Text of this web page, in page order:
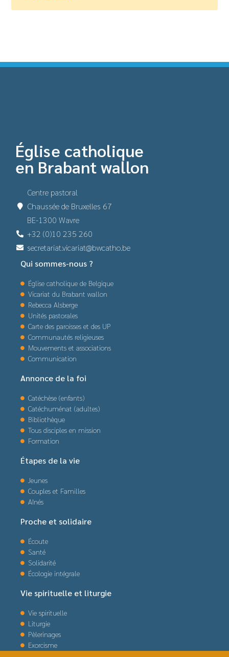
Église catholique
en Brabant wallon
Centre pastoral
Chaussée de Bruxelles 67
BE-1300 Wavre
+32 (0)10 235 260
secretariat.vicariat@bwcatho.be
Qui sommes-nous ?
Église catholique de Belgique
Vicariat du Brabant wallon
Rebecca Alsberge
Unités pastorales
Carte des paroisses et des UP
Communautés religieuses
Mouvements et associations
Communication
Annonce de la foi
Catéchèse (enfants)
Catéchuménat (adultes)
Bibliothèque
Tous disciples en mission
Formation
Étapes de la vie
Jeunes
Couples et Familles
Aînés
Proche et solidaire
Écoute
Santé
Solidarité
Écologie intégrale
Vie spirituelle et liturgie
Vie spirituelle
Liturgie
Pèlerinages
Exorcisme